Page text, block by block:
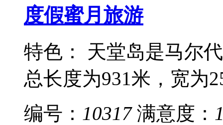
度假蜜月旅游
特色： 天堂岛是马尔
总长度为931米，宽为
编号： 10317 满意度：